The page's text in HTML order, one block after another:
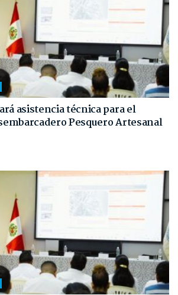
asistencia técnica para el
Pesquero Artesanal